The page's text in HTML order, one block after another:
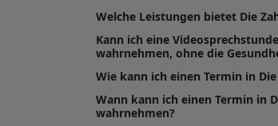
Welche Leistungen bietet Die
Kann ich eine
wahrnehmen, ohne die
Wie kann ich einen Termin in
Wann kann ich einen Termin in
wahrnehmen?